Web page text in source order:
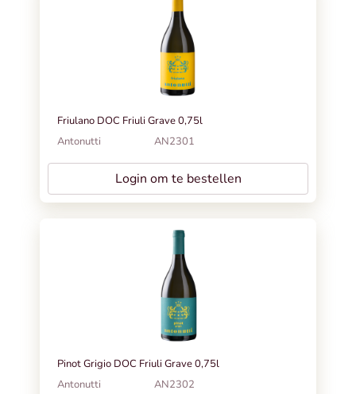
Friulano DOC Friuli Grave 0,75l
Antonutti
AN2301
Login om te bestellen
Pinot Grigio DOC Friuli Grave 0,75l
Antonutti
AN2302